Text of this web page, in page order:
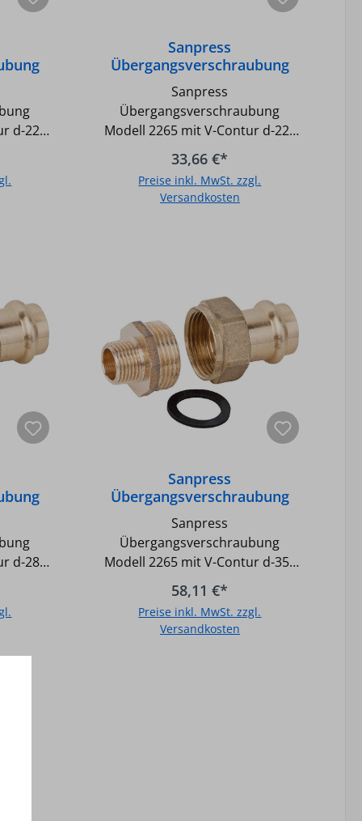
d-
d-22x
-
und
max.:
bar, -
Sanpress
Übergangsverschraubung
Modell 2265 mit V-Contur d-
22x R-3/4 AG
Sanpress
Übergangsverschraubung
Modell 2265 mit V-Contur d-22x
R-3/4 AG - Ein System für
Sanitär- und Heizungsanlagen -
Gemäß UBA-Positivliste für
Trinkwasser geeignet -
EPDM (Farbe schwarz) -
Temperatur bei Warm- und
Kaltwasser max.: 110GradC /
Druck max.: 16 bar - Temperatur
bei Heizungsinstallationen max.:
100GradC / Druck max.: 16 bar, -
Flachdichtend
33,66 €*
Preise inkl. MwSt. zzgl.
Versandkosten
d-
d-28x
- Ein
UBA-
-
aus
Sanpress
Übergangsverschraubung
Modell 2265 mit V-Contur d-
35x R-1 1/4 AG
Sanpress
Übergangsverschraubung
Modell 2265 mit V-Contur d-35x
R-1 1/4 AG - Flachdichtend, - Ein
System für Sanitär- und
Heizungsanlagen - Gemäß UBA-
Positivliste für Trinkwasser
58,11 €*
Preise inkl. MwSt. zzgl.
Versandkosten